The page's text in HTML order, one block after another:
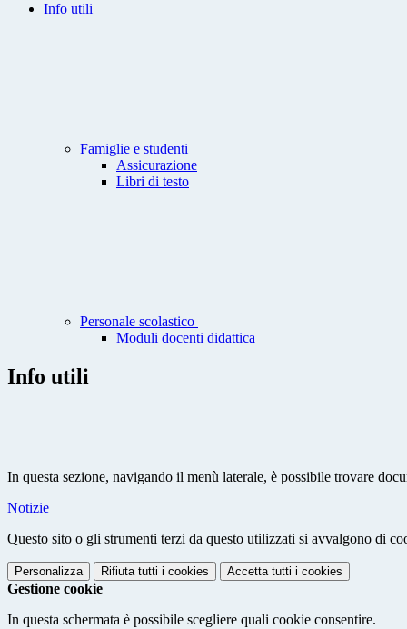
Info utili
Famiglie e studenti
Assicurazione
Libri di testo
Personale scolastico
Moduli docenti didattica
Info utili
In questa sezione, navigando il menù laterale, è possibile trovare
Notizie
Questo sito o gli strumenti terzi da questo utilizzati si avvalgono di
Personalizza Rifiuta tutti i cookies Accetta tutti i cookies
Gestione cookie
In questa schermata è possibile scegliere quali cookie consentire.